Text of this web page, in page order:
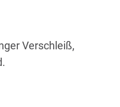
Verschleiß,